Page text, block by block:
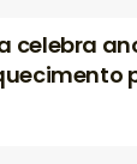
celebra